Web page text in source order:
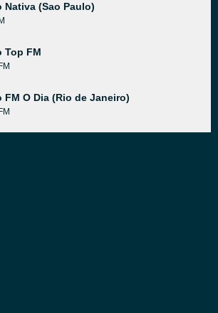
Nativa (Sao Paulo)
Top FM
FM O Dia (Rio de Janeiro)